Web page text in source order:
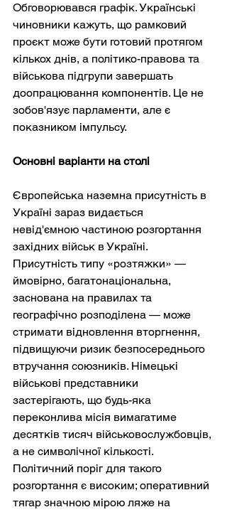
Обговорювався графік. Українські
чиновники кажуть, що рамковий
проєкт може бути готовий протягом
кількох днів, а політико-правова та
військова підгрупи завершать
доопрацювання компонентів. Це не
зобов'язує парламенти, але є
показником імпульсу.
Основні варіанти на столі
Європейська наземна присутність в
Україні зараз видається
невід'ємною частиною розгортання
західних військ в Україні.
Присутність типу «розтяжки» —
ймовірно, багатонаціональна,
заснована на правилах та
географічно розподілена — може
стримати відновлення вторгнення,
підвищуючи ризик безпосереднього
втручання союзників. Німецькі
військові представники
застерігають, що будь-яка
переконлива місія вимагатиме
десятків тисяч військовослужбовців,
а не символічної кількості.
Політичний поріг для такого
розгортання є високим; оперативний
тягар значною мірою ляже на